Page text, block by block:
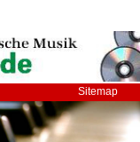
Sitemap